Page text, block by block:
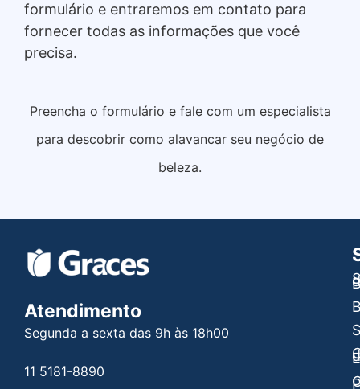
formulário e entraremos em contato para
fornecer todas as informações que você
precisa.
Preencha o formulário e fale com um especialista
para descobrir como alavancar seu negócio de
beleza.
Atendimento
Segunda a sexta das 9h às 18h00
11 5181-8890